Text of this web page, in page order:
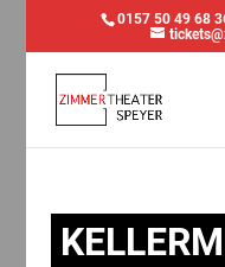
0157 50 49 68